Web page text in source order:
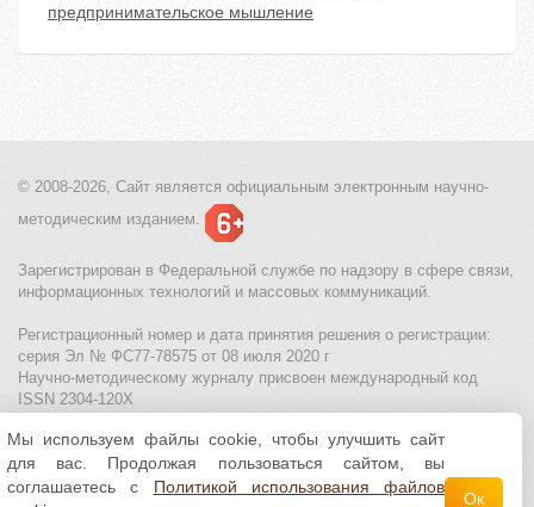
предпринимательское мышление
© 2008-2026, Сайт является официальным электронным научно-
методическим изданием.
Зарегистрирован в Федеральной службе по надзору в сфере связи,
информационных технологий и массовых коммуникаций.
Регистрационный номер и дата принятия решения о регистрации:
серия Эл № ФС77-78575 от 08 июля 2020 г
Научно-методическому журналу присвоен международный код
ISSN 2304-120X
МЦИТО|Школьные олимпиады и онлайн конкурсы для детей
Политика использования файлов cookie| Политика обработки и
защиты персональных данных
Мы используем файлы cookie, чтобы улучшить сайт
для вас. Продолжая пользоваться сайтом, вы
соглашаетесь с Политикой использования файлов
Ок